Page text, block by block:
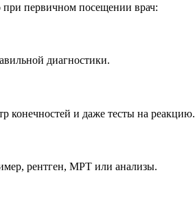
при первичном посещении врач:
диагностики.
конечностей и даже тесты на реакцию.
рентген, МРТ или анализы.